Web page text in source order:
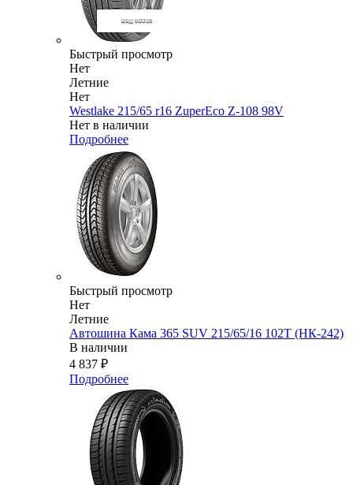
Быстрый просмотр
Нет
Летние
Нет
Westlake 215/65 r16 ZuperEco Z-108 98V
Нет в наличии
Подробнее
Быстрый просмотр
Нет
Летние
Автошина Кама 365 SUV 215/65/16 102T (НК-242)
В наличии
4 837 ₽
Подробнее